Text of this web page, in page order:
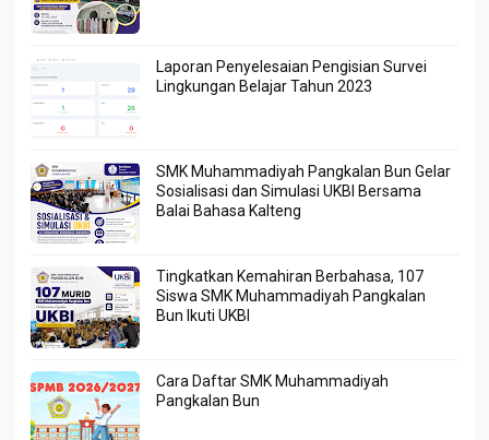
Laporan Penyelesaian Pengisian Survei
Lingkungan Belajar Tahun 2023
SMK Muhammadiyah Pangkalan Bun Gelar
Sosialisasi dan Simulasi UKBI Bersama
Balai Bahasa Kalteng
Tingkatkan Kemahiran Berbahasa, 107
Siswa SMK Muhammadiyah Pangkalan
Bun Ikuti UKBI
Cara Daftar SMK Muhammadiyah
Pangkalan Bun